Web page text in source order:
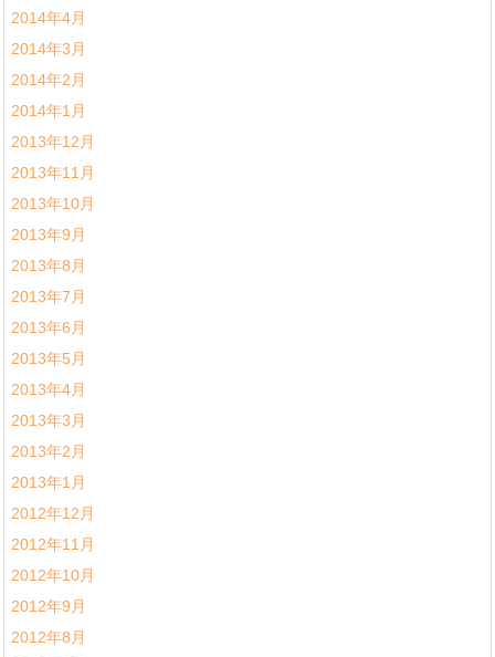
2014年4月
2014年3月
2014年2月
2014年1月
2013年12月
2013年11月
2013年10月
2013年9月
2013年8月
2013年7月
2013年6月
2013年5月
2013年4月
2013年3月
2013年2月
2013年1月
2012年12月
2012年11月
2012年10月
2012年9月
2012年8月